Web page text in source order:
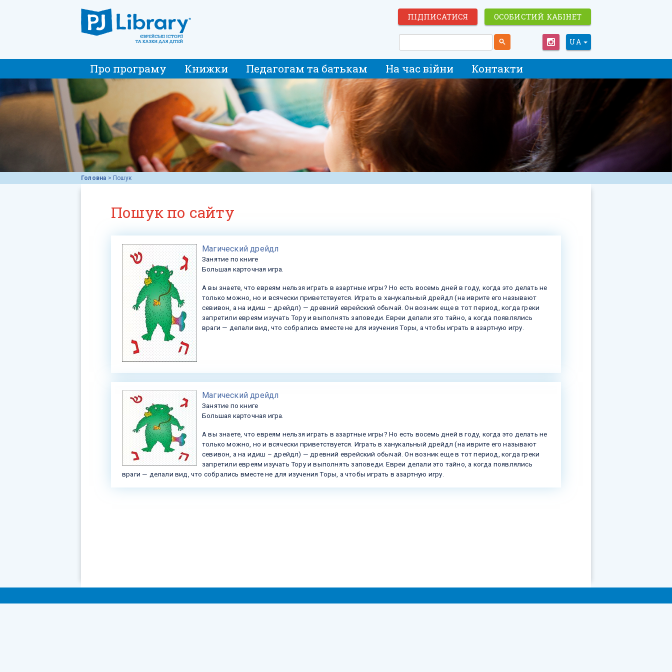
ПІДПИСАТИСЯ ОСОБИСТИЙ КАБІНЕТ
UA
Про програму Книжки Педагогам та батькам На час війни Контакти
Головна > Пошук
Пошук по сайту
​Магический дрейдл
Занятие по книге
Большая карточная игра.
А вы знаете, что евреям нельзя играть в азартные игры? Но есть восемь дней в году, когда это делать не
только можно, но и всячески приветствуется. Играть в ханукальный дрейдл (на иврите его называют
севивон, а на идиш – дрейдл) — древний еврейский обычай. Он возник еще в тот период, когда греки
запретили евреям изучать Тору и выполнять заповеди. Евреи делали это тайно, а когда появлялись
враги — делали вид, что собрались вместе не для изучения Торы, а чтобы играть в азартную игру.
​Магический дрейдл
Занятие по книге
Большая карточная игра.
А вы знаете, что евреям нельзя играть в азартные игры? Но есть восемь дней в году, когда это делать не
только можно, но и всячески приветствуется. Играть в ханукальный дрейдл (на иврите его называют
севивон, а на идиш – дрейдл) — древний еврейский обычай. Он возник еще в тот период, когда греки
запретили евреям изучать Тору и выполнять заповеди. Евреи делали это тайно, а когда появлялись
враги — делали вид, что собрались вместе не для изучения Торы, а чтобы играть в азартную игру.